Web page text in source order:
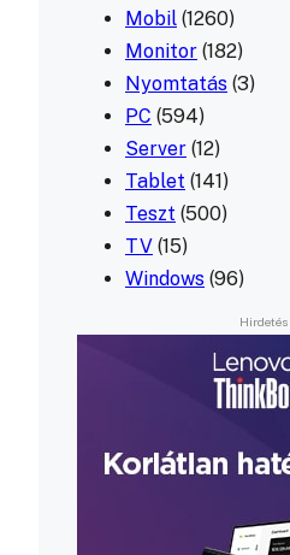
Mobil (1260)
Monitor (182)
Nyomtatás (3)
PC (594)
Server (12)
Tablet (141)
Teszt (500)
TV (15)
Windows (96)